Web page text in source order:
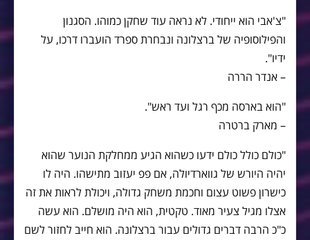
"צ'אבי הוא ייחודי. לא נראה עוד שחקן כמוהו. הסגנון
והפילוסופיה של ברצלונה ונבחרת ספרד הועברו דרכו, על
ידיו".
– אנדר הררה
"הוא בארסה מכף רגל ועד ראש".
– מארק ברטרה
"כולם כולל כולם ידעו כשהוא הגיע ממחלקת הנוער שהוא
יהיה היורש של גווארדיולה, אם פפ יעזוב מתישהו. היה לו
כישרון פשוט עצום וחכמת משחק גדולה, ויכולת לראות את זה
אצלו מגיל צעיר מאוד. טקטית, הוא היה מושלם. הוא עשה
כ"כ הרבה דברים גדולים עבור ברצלונה. הוא חייב לחזור לשם